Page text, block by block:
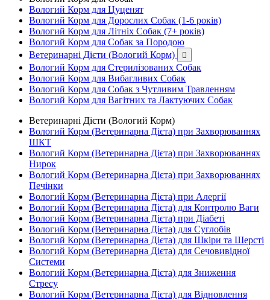
Вологий Корм для Цуценят
Вологий Корм для Дорослих Собак (1-6 років)
Вологий Корм для Літніх Собак (7+ років)
Вологий Корм для Собак за Породою
Ветеринарні Дієти (Вологий Корм)

Вологий Корм для Стерилізованих Собак
Вологий Корм для Вибагливих Собак
Вологий Корм для Собак з Чутливим Травленням
Вологий Корм для Вагітних та Лактуючих Собак
Ветеринарні Дієти (Вологий Корм)
Вологий Корм (Ветеринарна Дієта) при Захворюваннях
ШКТ
Вологий Корм (Ветеринарна Дієта) при Захворюваннях
Нирок
Вологий Корм (Ветеринарна Дієта) при Захворюваннях
Печінки
Вологий Корм (Ветеринарна Дієта) при Алергії
Вологий Корм (Ветеринарна Дієта) для Контролю Ваги
Вологий Корм (Ветеринарна Дієта) при Діабеті
Вологий Корм (Ветеринарна Дієта) для Суглобів
Вологий Корм (Ветеринарна Дієта) для Шкіри та Шерсті
Вологий Корм (Ветеринарна Дієта) для Сечовивідної
Системи
Вологий Корм (Ветеринарна Дієта) для Зниження
Стресу
Вологий Корм (Ветеринарна Дієта) для Відновлення